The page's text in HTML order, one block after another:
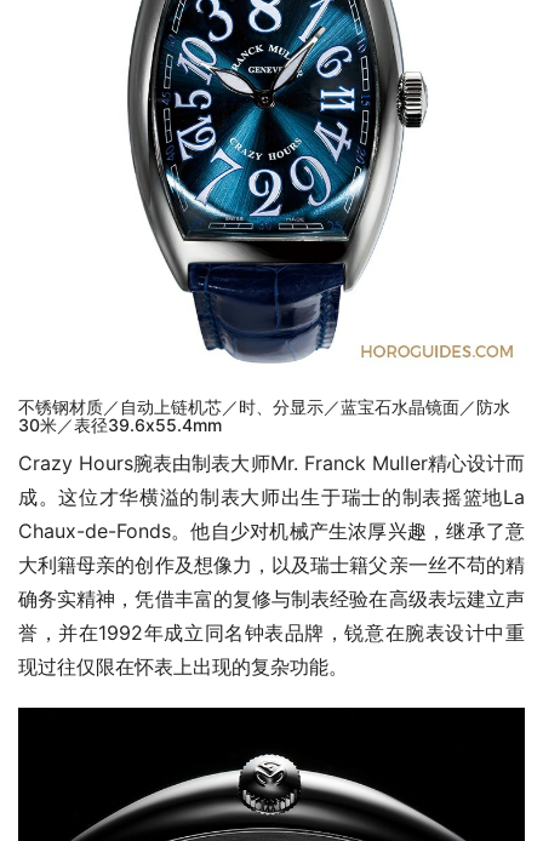
不锈钢材质／自动上链机芯／时、分显示／蓝宝石水晶镜面／防水
30米／表径39.6x55.4mm
Crazy Hours腕表由制表大师Mr. Franck Muller精心设计而
成。这位才华横溢的制表大师出生于瑞士的制表摇篮地La
Chaux-de-Fonds。他自少对机械产生浓厚兴趣，继承了意
大利籍母亲的创作及想像力，以及瑞士籍父亲一丝不苟的精
确务实精神，凭借丰富的复修与制表经验在高级表坛建立声
誉，并在1992年成立同名钟表品牌，锐意在腕表设计中重
现过往仅限在怀表上出现的复杂功能。